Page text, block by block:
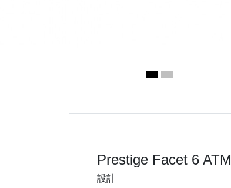
Prestige Facet 6 ATM
設計